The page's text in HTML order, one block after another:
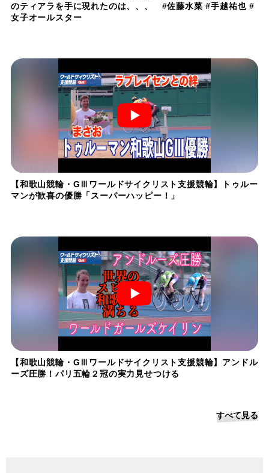
のティアラを手に現れたのは、、、 #佐藤水菜 #手越祐也 #
女子オールスター
【和歌山競輪・GⅢワールドサイクリスト支援競輪】トゥルー
マンが歓喜の優勝「スーパーハッピー！」
【和歌山競輪・GⅢワールドサイクリスト支援競輪】アンドル
ーズ圧勝！パリ五輪２冠の実力見せつける
すべて見る